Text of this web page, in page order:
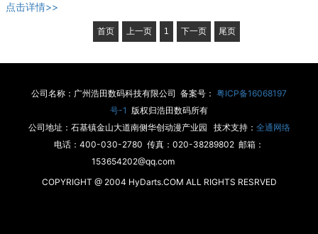
点击详情>>
首页 上一页 1 下一页 尾页
公司名称：广州浩田数码科技有限公司 备案号： 粤ICP备16068197
号-1 版权归浩田数码所有
公司地址：石基镇金山大道南侧华创动漫产业园 技术支持： 全通网络
电话：400-030-2780 传真：020-38289802 邮箱：
153654202@qq.com
COPYRIGHT @ 2004 HyDarts.COM ALL RIGHTS RESRVED